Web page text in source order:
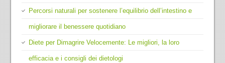
Percorsi naturali per sostenere l’equilibrio dell’intestino e
migliorare il benessere quotidiano
Diete per Dimagrire Velocemente: Le migliori, la loro
efficacia e i consigli dei dietologi